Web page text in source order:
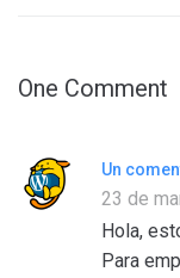
One Comment
Un
23 de
Hola,
Para